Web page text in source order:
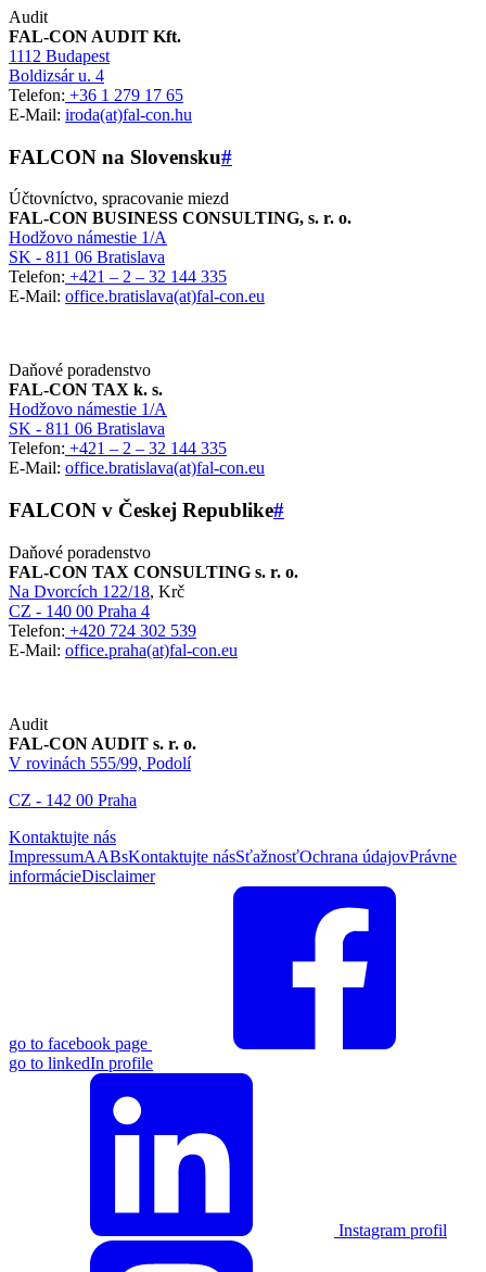
Audit
FAL-CON AUDIT Kft.
1112 Budapest
Boldizsár u. 4
Telefon: +36 1 279 17 65
E-Mail: iroda(at)fal-con.hu
FALCON na Slovensku#
Účtovníctvo, spracovanie miezd
FAL-CON BUSINESS CONSULTING, s. r. o.
Hodžovo námestie 1/A
SK - 811 06 Bratislava
Telefon: +421 – 2 – 32 144 335
E-Mail: office.bratislava(at)fal-con.eu
Daňové poradenstvo
FAL-CON TAX k. s.
Hodžovo námestie 1/A
SK - 811 06 Bratislava
Telefon: +421 – 2 – 32 144 335
E-Mail: office.bratislava(at)fal-con.eu
FALCON v Českej Republike#
Daňové poradenstvo
FAL-CON TAX CONSULTING s. r. o.
Na Dvorcích 122/18, Krč
CZ - 140 00 Praha 4
Telefon: +420 724 302 539
E-Mail: office.praha(at)fal-con.eu
Audit
FAL-CON AUDIT s. r. o.
V rovinách 555/99, Podolí
CZ - 142 00 Praha
Kontaktujte nás
ImpressumAABsKontaktujte násSťažnosťOchrana údajovPrávne
informácieDisclaimer
go to facebook page
go to linkedIn profile
Instagram profil